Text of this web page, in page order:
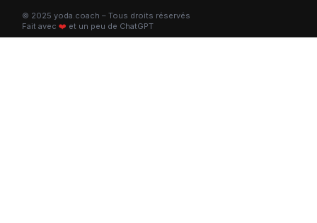
© 2025 yoda.coach – Tous droits réservés
Fait avec ❤️ et un peu de ChatGPT